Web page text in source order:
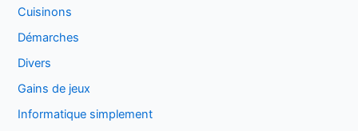
Cuisinons
Démarches
Divers
Gains de jeux
Informatique simplement